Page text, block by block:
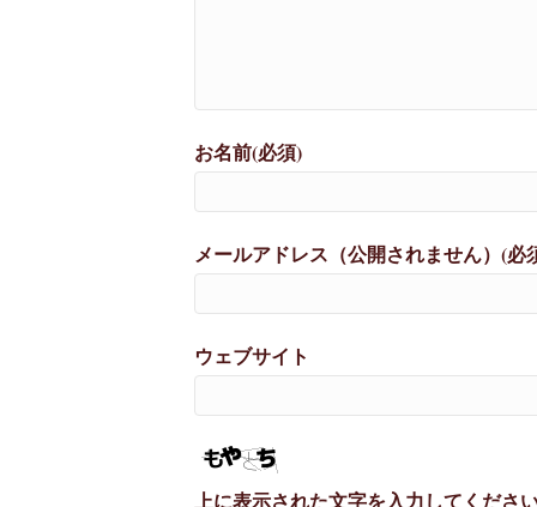
お名前(必須)
メールアドレス（公開されません）(必
ウェブサイト
上に表示された文字を入力してくださ